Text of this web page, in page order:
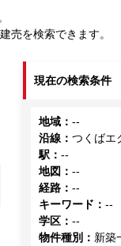
売を検索できます。
現在の検索条件
地域 ：--
沿線 ：つくばエ
駅 ：--
地図 ：--
経路 ：--
キーワード ：--
学区 ：--
物件種別 ： 新築